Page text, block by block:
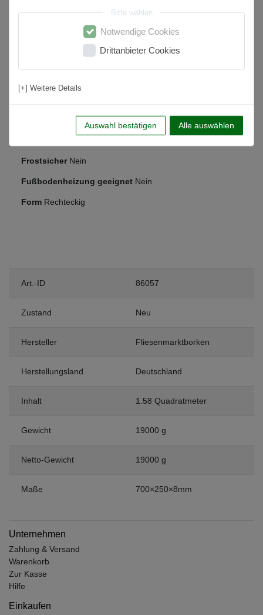
Schwarz
Kantenbearbeitung
Frostsicher Nein
Fußbodenheizung geeignet Nein
Form Rechteckig
Art.-ID 86057
Zustand Neu
Hersteller Fliesenmarktborken
Herstellungsland Deutschland
Inhalt 1.58 Quadratmeter
Gewicht 19000 g
Netto-Gewicht 19000 g
Maße 700×250×8mm
Unternehmen
Zahlung & Versand
Warenkorb
Zur Kasse
Hilfe
Einkaufen
Bitte wählen
Notwendige Cookies
Drittanbieter Cookies
[+] Weitere Details
Auswahl bestätigen Alle auswählen